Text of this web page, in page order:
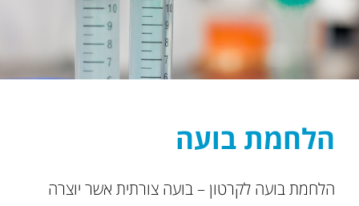
הלחמת בועה
הלחמת בועה לקרטון – בועה צורתית אשר יוצרה